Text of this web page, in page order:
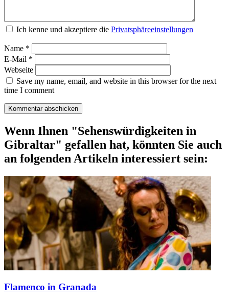
Ich kenne und akzeptiere die Privatsphäreeinstellungen
Name *
E-Mail *
Webseite
Save my name, email, and website in this browser for the next
time I comment
Wenn Ihnen "Sehenswürdigkeiten in
Gibraltar" gefallen hat, könnten Sie auch
an folgenden Artikeln interessiert sein:
Flamenco in Granada